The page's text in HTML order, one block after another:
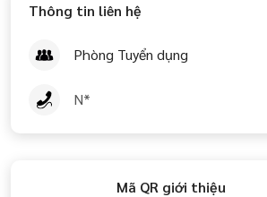
Thông tin liên hệ
Phòng Tuyển dụng
N*
Mã QR giới thiệu